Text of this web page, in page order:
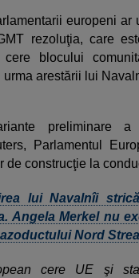
europeni ar
rezoluţia, care
blocului
arestării lui
preliminare a
Parlamentul
de construcţie la
lui Navalnîi
Angela Merkel nu
Nord
cere UE şi